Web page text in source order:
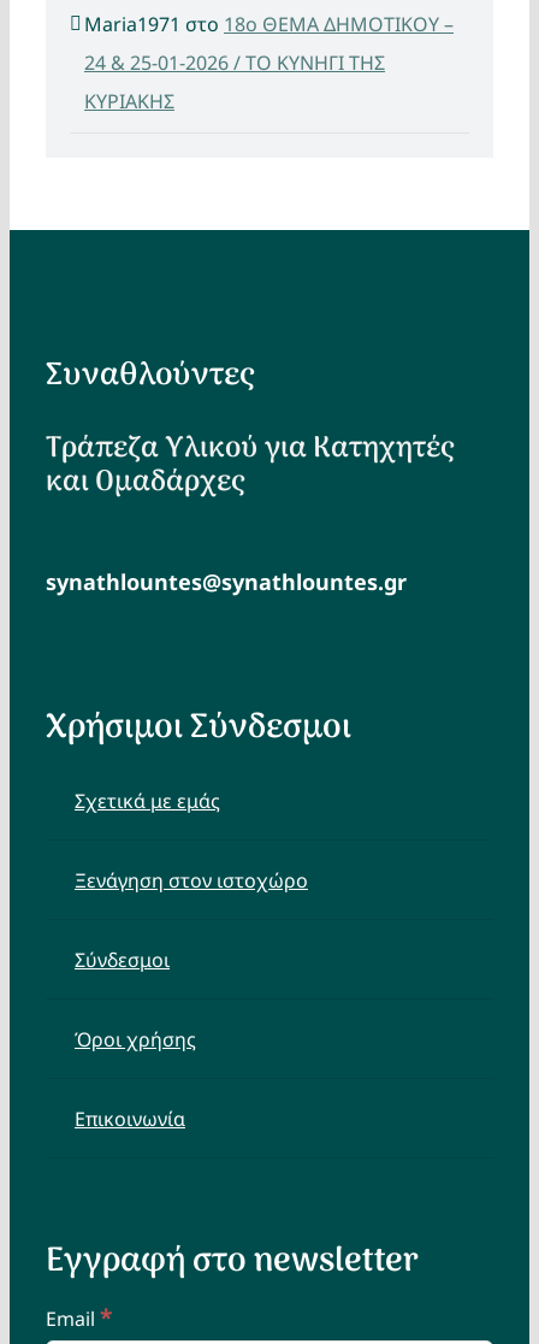
Maria1971 στο 18ο ΘΕΜΑ ΔΗΜΟΤΙΚΟΥ –
24 & 25-01-2026 / ΤΟ ΚΥΝΗΓΙ ΤΗΣ
ΚΥΡΙΑΚΗΣ
Συναθλούντες
Τράπεζα Υλικού για Κατηχητές
και Ομαδάρχες
synathlountes@synathlountes.gr
Χρήσιμοι Σύνδεσμοι
Σχετικά με εμάς
Ξενάγηση στον ιστοχώρο
Σύνδεσμοι
Όροι χρήσης
Επικοινωνία
Εγγραφή στο newsletter
Email *